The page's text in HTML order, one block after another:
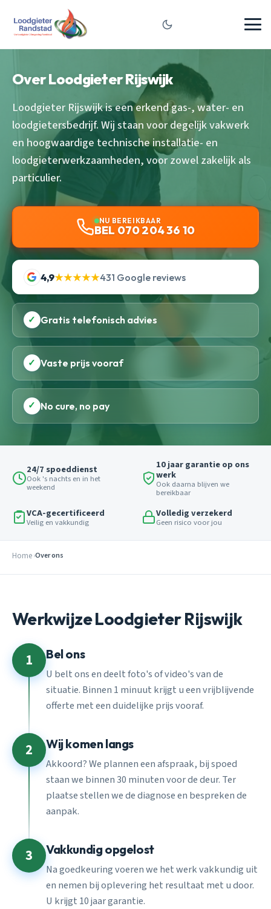
Over Loodgieter Rijswijk
Loodgieter Rijswijk is een erkend gas-, water- en
loodgietersbedrijf. Wij staan voor degelijk vakwerk
en hoogwaardige technische installatie- en
loodgieterwerkzaamheden, voor zowel zakelijk als
particulier.
NU BEREIKBAAR
BEL 070 204 36 10
4,9★★★★★431 Google reviews
✓ Gratis telefonisch advies
✓ Vaste prijs vooraf
✓ No cure, no pay
24/7 spoeddienst
Ook 's nachts en in het
weekend
10 jaar garantie op ons
werk
Ook daarna blijven we
bereikbaar
VCA-gecertificeerd
Veilig en vakkundig
Volledig verzekerd
Geen risico voor jou
Home Over ons
Werkwijze Loodgieter Rijswijk
1 Bel ons
U belt ons en deelt foto's of video's van de
situatie. Binnen 1 minuut krijgt u een vrijblijvende
offerte met een duidelijke prijs vooraf.
2 Wij komen langs
Akkoord? We plannen een afspraak, bij spoed
staan we binnen 30 minuten voor de deur. Ter
plaatse stellen we de diagnose en bespreken de
aanpak.
3 Vakkundig opgelost
Na goedkeuring voeren we het werk vakkundig uit
en nemen bij oplevering het resultaat met u door.
U krijgt 10 jaar garantie.